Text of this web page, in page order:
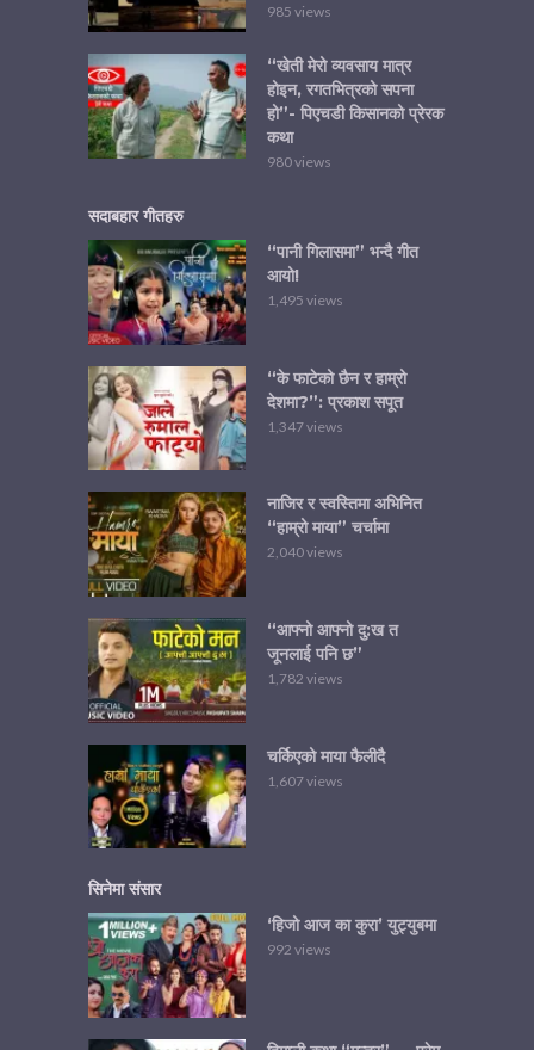
985 views
“खेती मेरो व्यवसाय मात्र
होइन, रगतभित्रको सपना
हो”- पिएचडी किसानको प्रेरक
कथा
980 views
सदाबहार गीतहरु
“पानी गिलासमा” भन्दै गीत
आयो!
1,495 views
“के फाटेको छैन र हाम्रो
देशमा?”: प्रकाश सपूत
1,347 views
नाजिर र स्वस्तिमा अभिनित
“हाम्रो माया” चर्चामा
2,040 views
“आफ्नो आफ्नो दु:ख त
जूनलाई पनि छ”
1,782 views
चर्किएको माया फैलीदै
1,607 views
सिनेमा संसार
‘हिजो आज का कुरा’ युट्युबमा
992 views